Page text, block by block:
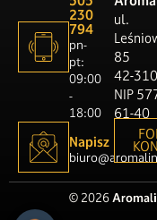
230
794
pn-
pt:
09:00
-
18:00
Napisz
ul.
85
42-
NIP
61-40
© 2026